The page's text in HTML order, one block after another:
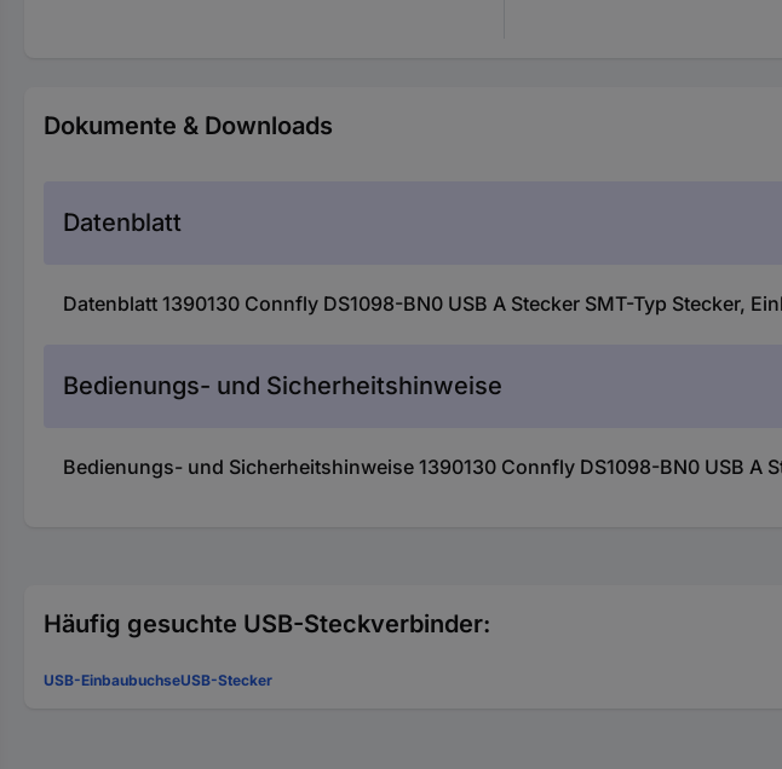
Dokumente & Downloads
Datenblatt
Datenblatt 1390130 Connfly DS1098-BN0 USB A Stecker SMT-Typ Stecker,
Bedienungs- und Sicherheitshinweise
Bedienungs- und Sicherheitshinweise 1390130 Connfly DS1098-BN0 USB A
Häufig gesuchte USB-Steckverbinder:
USB-EinbaubuchseUSB-Stecker